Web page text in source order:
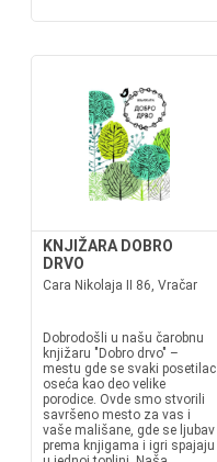
KNJIŽARA DOBRO
DRVO
Cara Nikolaja II 86, Vračar
Dobrodošli u našu čarobnu
knjižaru "Dobro drvo" –
mestu gde se svaki posetilac
oseća kao deo velike
porodice. Ovde smo stvorili
savršeno mesto za vas i
vaše mališane, gde se ljubav
prema knjigama i igri spajaju